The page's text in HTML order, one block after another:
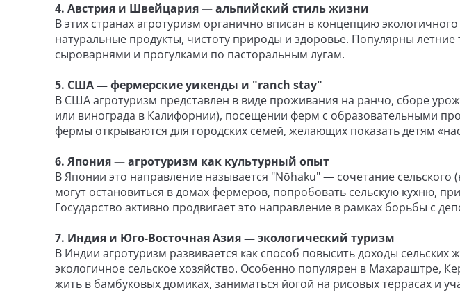
4. Австрия и Швейцария — альпийский стиль жизни
В этих странах агротуризм органично вписан в концепцию
натуральные продукты, чистоту природы и здоровье. Популярны
сыроварнями и прогулками по пасторальным лугам.
5. США — фермерские уикенды и "ranch stay"
В США агротуризм представлен в виде проживания на ранчо, сборе
или винограда в Калифорнии), посещении ферм с образовательными
фермы открываются для городских семей, желающих показать детям
6. Япония — агротуризм как культурный опыт
В Японии это направление называется "Nōhaku" — сочетание сельского
могут остановиться в домах фермеров, попробовать сельскую кухню,
Государство активно продвигает это направление в рамках борьбы с
7. Индия и Юго-Восточная Азия — экологический туризм
В Индии агротуризм развивается как способ повысить доходы сельских
экологичное сельское хозяйство. Особенно популярен в Махараштре,
жить в бамбуковых домиках, заниматься йогой на рисовых террасах и